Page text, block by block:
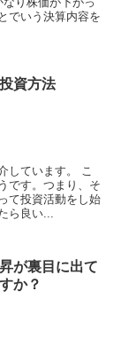
でいう決算内容を
資方法
しています。 こ
です。つまり、そ
て投資活動をし始
ら良い...
が裏目に出て
か？